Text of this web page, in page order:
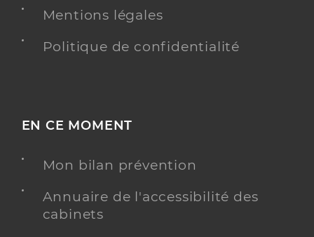
Mentions légales
Politique de confidentialité
EN CE MOMENT
Mon bilan prévention
Annuaire de l'accessibilité des
cabinets